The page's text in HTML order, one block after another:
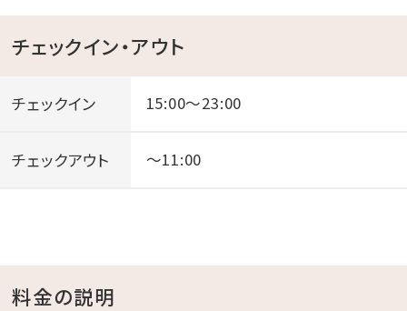
チェックイン・アウト
チェックイン 15:00～23:00
チェックアウト ～11:00
料金の説明